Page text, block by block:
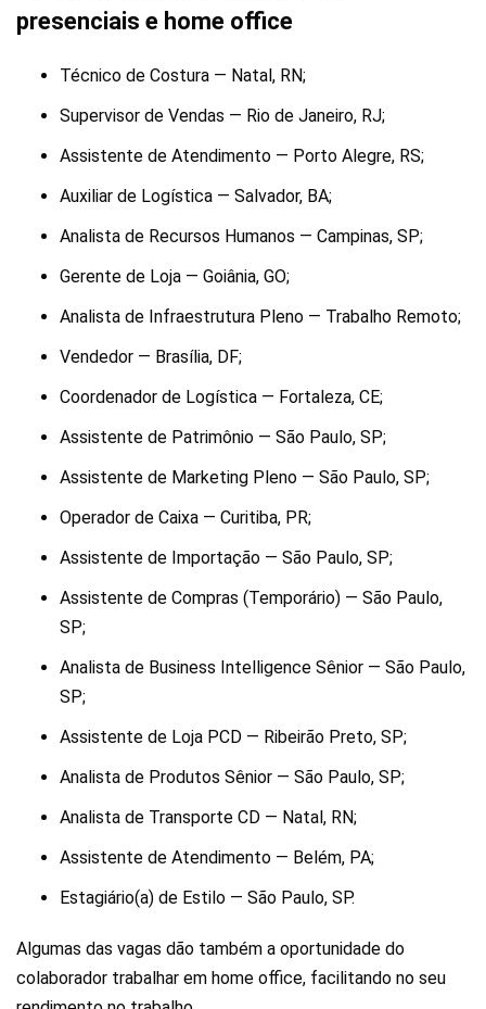
presenciais e home office
Técnico de Costura — Natal, RN;
Supervisor de Vendas — Rio de Janeiro, RJ;
Assistente de Atendimento — Porto Alegre, RS;
Auxiliar de Logística — Salvador, BA;
Analista de Recursos Humanos — Campinas, SP;
Gerente de Loja — Goiânia, GO;
Analista de Infraestrutura Pleno — Trabalho Remoto;
Vendedor — Brasília, DF;
Coordenador de Logística — Fortaleza, CE;
Assistente de Patrimônio — São Paulo, SP;
Assistente de Marketing Pleno — São Paulo, SP;
Operador de Caixa — Curitiba, PR;
Assistente de Importação — São Paulo, SP;
Assistente de Compras (Temporário) — São Paulo,
SP;
Analista de Business Intelligence Sênior — São Paulo,
SP;
Assistente de Loja PCD — Ribeirão Preto, SP;
Analista de Produtos Sênior — São Paulo, SP;
Analista de Transporte CD — Natal, RN;
Assistente de Atendimento — Belém, PA;
Estagiário(a) de Estilo — São Paulo, SP.
Algumas das vagas dão também a oportunidade do
colaborador trabalhar em home office, facilitando no seu